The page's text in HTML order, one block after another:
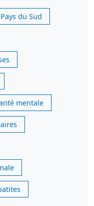
Pays du Sud
mentale